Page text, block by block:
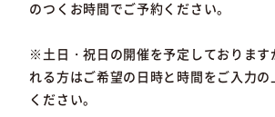
のつくお時間でご予約ください。
※土日・祝日の開催を予定しております
れる方はご希望の日時と時間をご入力の
ください。